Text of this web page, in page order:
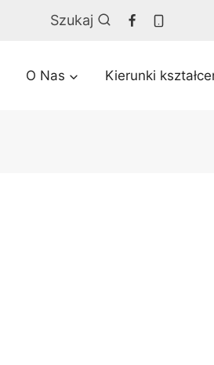
Szukaj
O Nas Kierunki